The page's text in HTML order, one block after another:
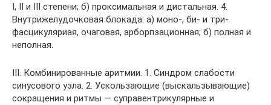
I, II и III степени; б) проксимальная и дистальная. 4.
Внутрижелудочковая блокада: а) моно-, би- и три-
фасцикуляриая, очаговая, арборпзационная; б) полная и
неполная.
III. Комбинированные аритмии. 1. Синдром слабости
синусового узла. 2. Ускользающие (выскальзывающие)
сокращения и ритмы — суправентрикулярные и